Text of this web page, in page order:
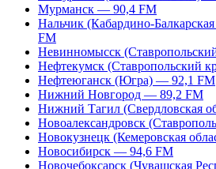
Мурманск — 90,4 FM
Нальчик (Кабардино-
FM
Невинномысск
Нефтекумск (Ставропольский
Нефтеюганск (Югра) — 92,1 FM
Нижний Новгород — 89,2 FM
Нижний Тагил (Свердловская
Новоалександровск
Новокузнецк (Кемеровская
Новосибирск — 94,6 FM
Новочебоксарск (Чувашская